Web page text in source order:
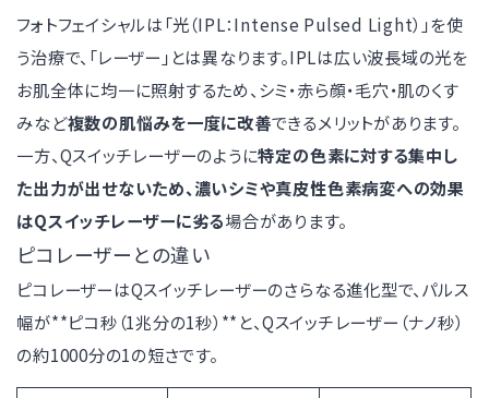
フォトフェイシャルは「光（IPL：Intense Pulsed Light）」を使
う治療で、「レーザー」とは異なります。IPLは広い波長域の光を
お肌全体に均一に照射するため、シミ・赤ら顔・毛穴・肌のくす
みなど複数の肌悩みを一度に改善できるメリットがあります。
一方、Qスイッチレーザーのように特定の色素に対する集中し
た出力が出せないため、濃いシミや真皮性色素病変への効果
はQスイッチレーザーに劣る場合があります。
ピコレーザーとの違い
ピコレーザーはQスイッチレーザーのさらなる進化型で、パルス
幅が**ピコ秒（1兆分の1秒）**と、Qスイッチレーザー（ナノ秒）
の約1000分の1の短さです。